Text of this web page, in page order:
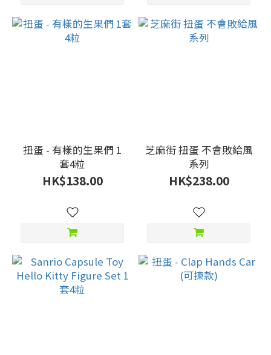
扭蛋 - 有樣的生果們 1
套4粒
HK$138.00
芝麻街 扭蛋 不會敗給風
系列
HK$238.00